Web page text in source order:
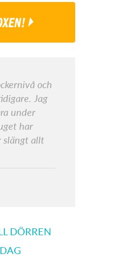
och
Jag
under
har
slängt allt
DÖRREN